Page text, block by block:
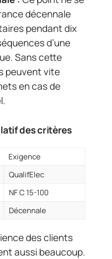
décennale
pendant dix
d’une
Sans cette
peuvent vite
en cas de
des critères
Exigence
QualifElec
NF C 15-100
Décennale
des clients
aussi beaucoup.